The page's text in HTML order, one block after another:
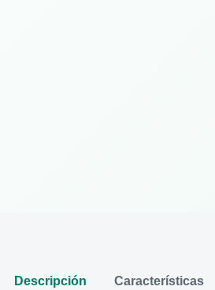
Descripción Características